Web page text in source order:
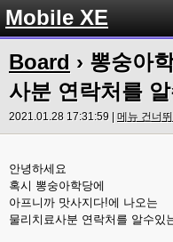
Mobile XE
Board › 뽕숭아
사분 연락처를
2021.01.28 17:31:59 | 메뉴 건너뛰
안녕하세요
혹시 뽕숭아학당에
아프니까 맛사지다!에 나오는
물리치료사분 연락처를 알수있